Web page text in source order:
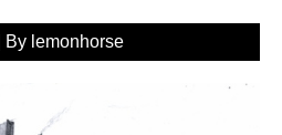
| By lemonhorse